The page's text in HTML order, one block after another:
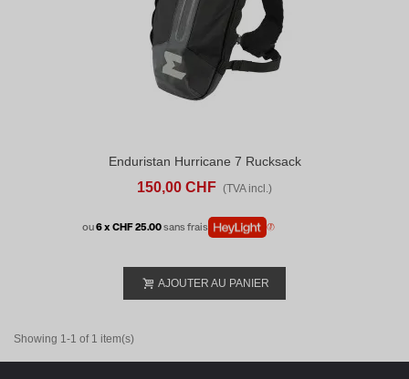
Enduristan Hurricane 7 Rucksack
150,00 CHF (TVA incl.)
ou6 x CHF 25.00sans frais
AJOUTER AU PANIER
Showing 1-1 of 1 item(s)